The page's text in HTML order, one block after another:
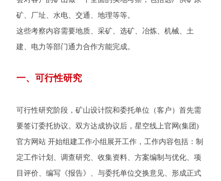
矿、厂址、水电、交通、地理等等。
这些考察内容需要地质、采矿、选矿、冶炼、机械、土
建、电力等部门通力合作方能完成。
一、可行性研究
可行性研究阶段，矿山设计院和委托单位（客户）首先需
要签订委托协议。双方达成协议后，星空线上官网(集团)
官方网站 开始组建工作小组展开工作，工作内容包括：制
定工作计划、调查研究、收集资料、方案编制与优化、项
目评价、编写《报告》、与委托单位交换意见、形成正式